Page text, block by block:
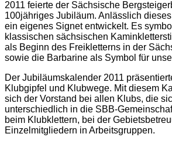
2011 feierte der Sächsische
100jähriges Jubiläum. Anlässlich
ein eigenes Signet entwickelt. Es
klassischen sächsischen
als Beginn des Freikletterns in der
sowie die Barbarine als Symbol für
Der Jubiläumskalender 2011
Klubgipfel und Klubwege. Mit diesem
sich der Vorstand bei allen Klubs, die
unterschiedlich in die SBB-
beim Klubklettern, bei der
Einzelmitgliedern in Arbeitsgruppen.